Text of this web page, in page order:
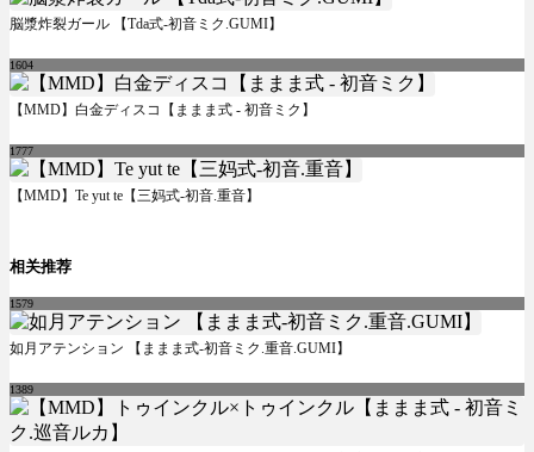
脳漿炸裂ガール 【Tda式-初音ミク.GUMI】
1604
【MMD】白金ディスコ【ままま式 - 初音ミク】
1777
【MMD】Te yut te【三妈式-初音.重音】
相关推荐
1579
如月アテンション 【ままま式-初音ミク.重音.GUMI】
1389